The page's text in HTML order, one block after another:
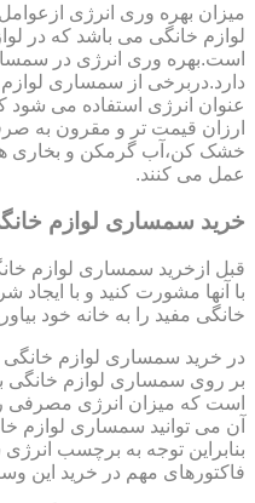
میزان بهره وری انرژی
لوازم خانگی می باشد که در
است.بهره وری انرژی در
دارد.دربرخی از سمساری
عنوان انرژی استفاده می شود
ارزان قیمت تر و مقرون به
خشک کن،آب گرمکن و بخاری
عمل می کنند.
خرید سمساری لوازم
قبل ازخرید سمساری لوازم
با آنها مشورت کنید و با
خانگی مفید را به خانه خود
در خرید سمساری لوازم
بر روی سمساری لوازم
است که میزان انرژی مصرفی
آن می توانید سمساری لوازم
بنابراین توجه به برچسب
فاکتورهای مهم در خرید این